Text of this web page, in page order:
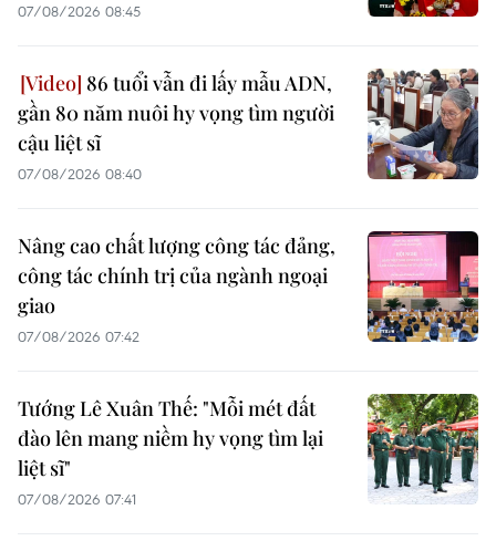
07/08/2026 08:45
86 tuổi vẫn đi lấy mẫu ADN,
gần 80 năm nuôi hy vọng tìm người
cậu liệt sĩ
07/08/2026 08:40
Nâng cao chất lượng công tác đảng,
công tác chính trị của ngành ngoại
giao
07/08/2026 07:42
Tướng Lê Xuân Thế: "Mỗi mét đất
đào lên mang niềm hy vọng tìm lại
liệt sĩ"
07/08/2026 07:41